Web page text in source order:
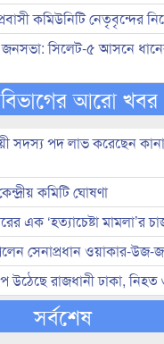
কমিউনিটি নেতৃবৃন্দের
সিলেট-৫ আসনে ধানের
আরো খবর
সদস্য পদ লাভ করেছেন
কমিটি ঘোষণা
এক ‘হত্যাচেষ্টা মামলা’র
সেনাপ্রধান ওয়াকার-উজ-
উঠেছে রাজধানী ঢাকা, নিহত
সর্বশেষ